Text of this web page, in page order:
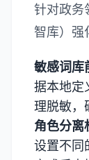
针对政务
智库）强
敏感词库
据本地定
理脱敏，
角色分离
设置不同